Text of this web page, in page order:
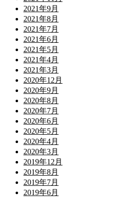
2021年9月
2021年8月
2021年7月
2021年6月
2021年5月
2021年4月
2021年3月
2020年12月
2020年9月
2020年8月
2020年7月
2020年6月
2020年5月
2020年4月
2020年3月
2019年12月
2019年8月
2019年7月
2019年6月